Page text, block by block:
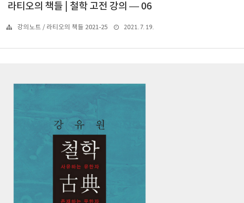
라티오의 책들 | 철학 고전 강의 — 06
강의노트 / 라티오의 책들 2021-25 2021. 7. 19.